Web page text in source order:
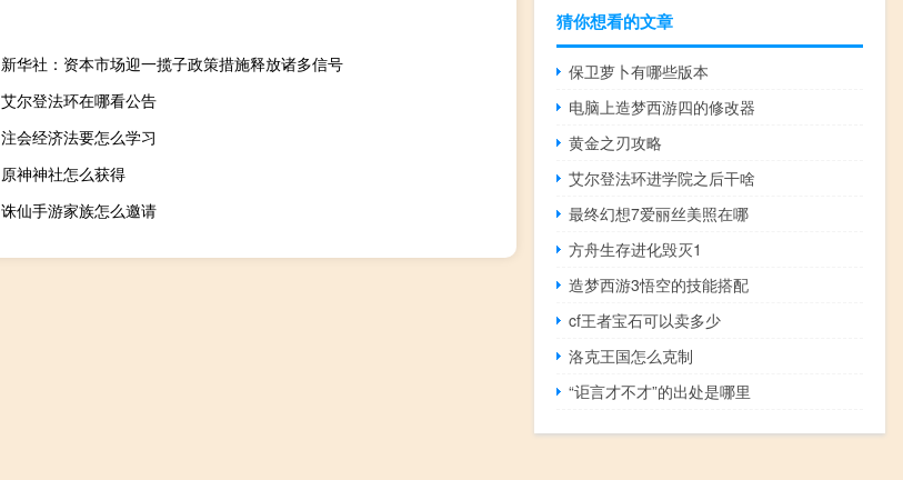
新华社：资本市场迎一揽子政策措施释放诸多信号
艾尔登法环在哪看公告
注会经济法要怎么学习
原神神社怎么获得
诛仙手游家族怎么邀请
猜你想看的文章
保卫萝卜有哪些版本
电脑上造梦西游四的修改器
黄金之刃攻略
艾尔登法环进学院之后干啥
最终幻想7爱丽丝美照在哪
方舟生存进化毁灭1
造梦西游3悟空的技能搭配
cf王者宝石可以卖多少
洛克王国怎么克制
“讵言才不才”的出处是哪里